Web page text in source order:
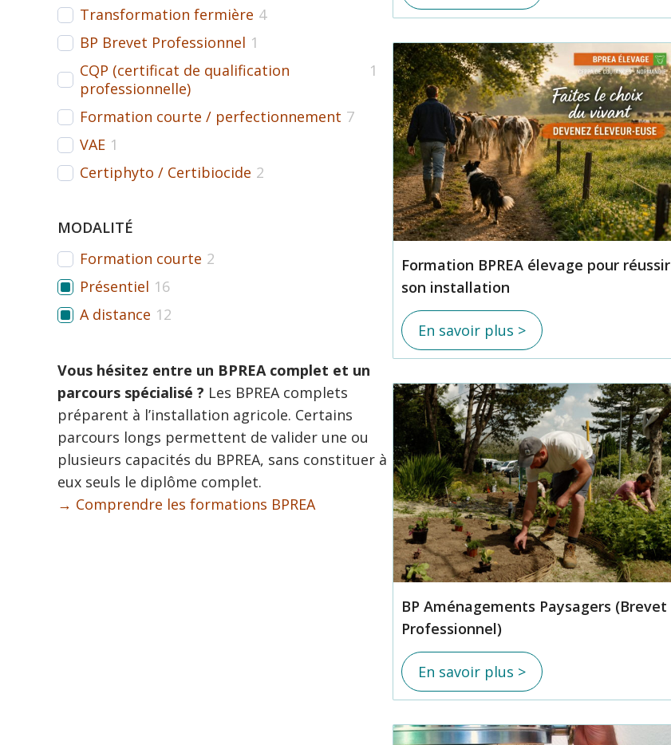
Transformation fermière 4
BP Brevet Professionnel 1
CQP (certificat de qualification
professionnelle)
1
Formation courte / perfectionnement 7
VAE 1
Certiphyto / Certibiocide 2
MODALITÉ
Formation courte 2
Présentiel 16
A distance 12
Vous hésitez entre un BPREA complet et un
parcours spécialisé ? Les BPREA complets
préparent à l’installation agricole. Certains
parcours longs permettent de valider une ou
plusieurs capacités du BPREA, sans constituer à
eux seuls le diplôme complet.
→ Comprendre les formations BPREA
Formation BPREA élevage pour réussir
son installation
En savoir plus >
BP Aménagements Paysagers (Brevet
Professionnel)
En savoir plus >